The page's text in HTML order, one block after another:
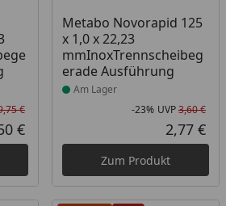
Rabatt in Prozent
Ursprünglicher Preis
€
Aktueller Preis
€
Metabo Novorapid 125
x 1,0 x 22,23
mmInoxTrennscheibeg
erade Ausführung
Produkt am Lager
Am Lager
-23% UVP3,60 €
2,77 €
Zum Produkt